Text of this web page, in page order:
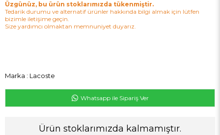
Üzgünüz, bu ürün stoklarımızda tükenmiştir.
Tedarik durumu ve alternatif ürünler hakkında bilgi almak için lütfen
bizimle iletişime geçin.
Size yardımcı olmaktan memnuniyet duyarız.
Marka : Lacoste
Whatsapp ile Sipariş Ver
Ürün stoklarımızda kalmamıştır.